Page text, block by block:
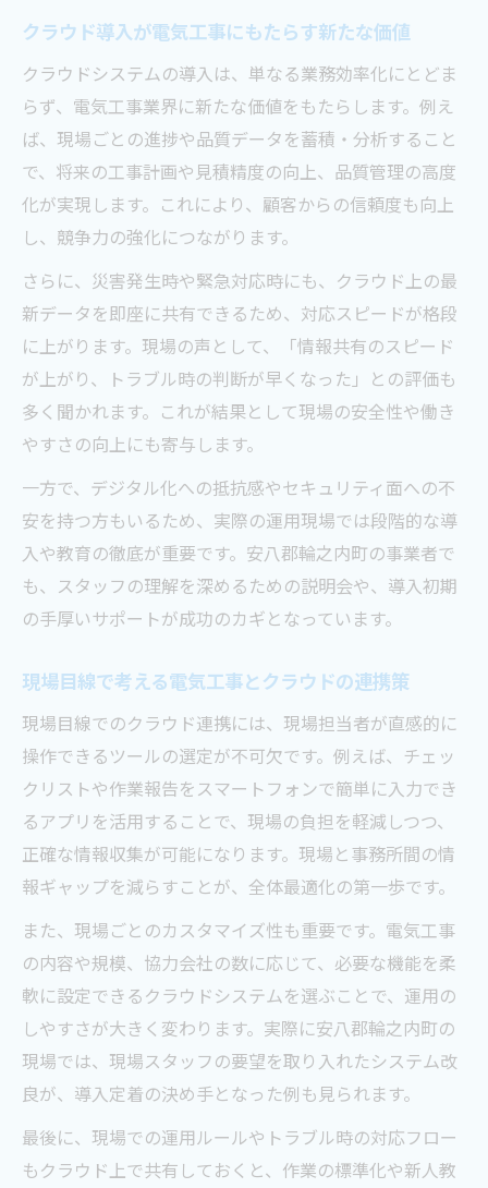
クラウド導入が電気工事にもたらす新たな価値
クラウドシステムの導入は、単なる業務効率化にとどま
らず、電気工事業界に新たな価値をもたらします。例え
ば、現場ごとの進捗や品質データを蓄積・分析すること
で、将来の工事計画や見積精度の向上、品質管理の高度
化が実現します。これにより、顧客からの信頼度も向上
し、競争力の強化につながります。
さらに、災害発生時や緊急対応時にも、クラウド上の最
新データを即座に共有できるため、対応スピードが格段
に上がります。現場の声として、「情報共有のスピード
が上がり、トラブル時の判断が早くなった」との評価も
多く聞かれます。これが結果として現場の安全性や働き
やすさの向上にも寄与します。
一方で、デジタル化への抵抗感やセキュリティ面への不
安を持つ方もいるため、実際の運用現場では段階的な導
入や教育の徹底が重要です。安八郡輪之内町の事業者で
も、スタッフの理解を深めるための説明会や、導入初期
の手厚いサポートが成功のカギとなっています。
現場目線で考える電気工事とクラウドの連携策
現場目線でのクラウド連携には、現場担当者が直感的に
操作できるツールの選定が不可欠です。例えば、チェッ
クリストや作業報告をスマートフォンで簡単に入力でき
るアプリを活用することで、現場の負担を軽減しつつ、
正確な情報収集が可能になります。現場と事務所間の情
報ギャップを減らすことが、全体最適化の第一歩です。
また、現場ごとのカスタマイズ性も重要です。電気工事
の内容や規模、協力会社の数に応じて、必要な機能を柔
軟に設定できるクラウドシステムを選ぶことで、運用の
しやすさが大きく変わります。実際に安八郡輪之内町の
現場では、現場スタッフの要望を取り入れたシステム改
良が、導入定着の決め手となった例も見られます。
最後に、現場での運用ルールやトラブル時の対応フロー
もクラウド上で共有しておくと、作業の標準化や新人教